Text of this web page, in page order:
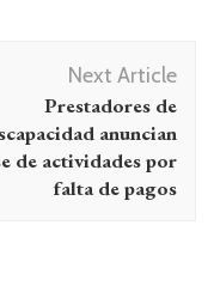
Next Article
Prestadores de
anuncian
de actividades por
falta de pagos